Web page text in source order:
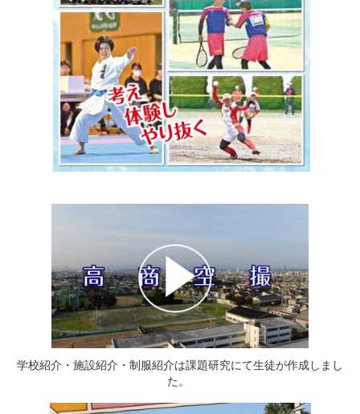
学校紹介・施設紹介・制服紹介は課題研究にて生徒が作成しまし
た。